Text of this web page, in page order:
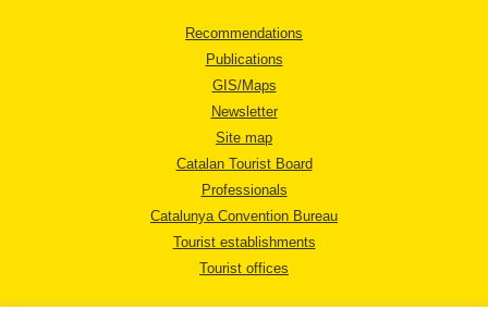
Recommendations
Publications
GIS/Maps
Newsletter
Site map
Catalan Tourist Board
Professionals
Catalunya Convention Bureau
Tourist establishments
Tourist offices